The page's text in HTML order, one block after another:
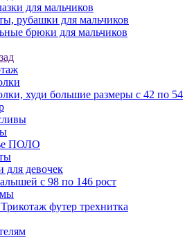
для мальчиков
рубашки для мальчиков
брюки для мальчиков
худи большие размеры с 42 по 54
ПОЛО
для девочек
с 98 по 146 рост
футер трехнитка